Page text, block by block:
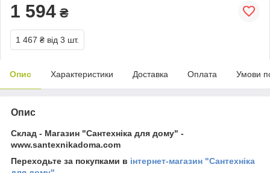
1 594 ₴
1 467 ₴ від 3 шт.
Опис Характеристики Доставка Оплата Умови
Опис
Склад - Магазин "Сантехніка для дому" -
www.santexnikadoma.com
Переходьте за покупками в інтернет-магазин "Сантехніка